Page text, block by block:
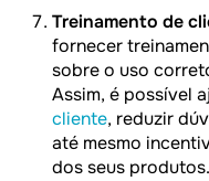
Treinamento de
fornecer
sobre o uso
Assim, é possível
cliente, reduzir
até mesmo
dos seus produtos.